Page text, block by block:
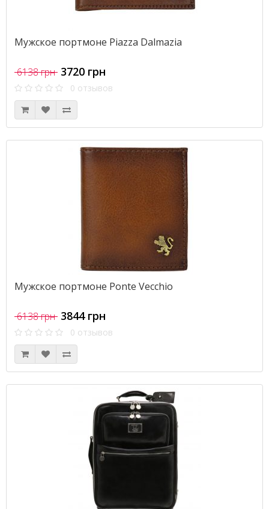
Мужское портмоне Piazza Dalmazia
6138 грн 3720 грн
0 отзывов
Мужское портмоне Ponte Vecchio
6138 грн 3844 грн
0 отзывов